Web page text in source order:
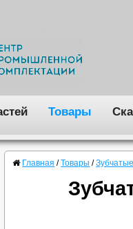
Товары
Главная / Товары /